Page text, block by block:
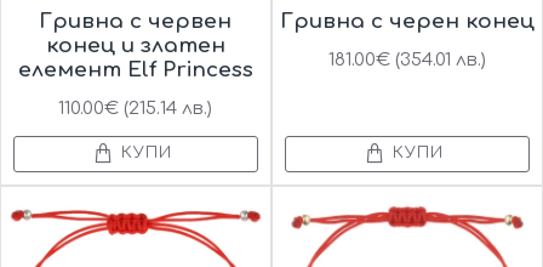
Гривна с червен
конец и златен
елемент Elf Princess
110.00€ (215.14 лв.)
КУПИ
Гривна с черен конец
181.00€ (354.01 лв.)
КУПИ